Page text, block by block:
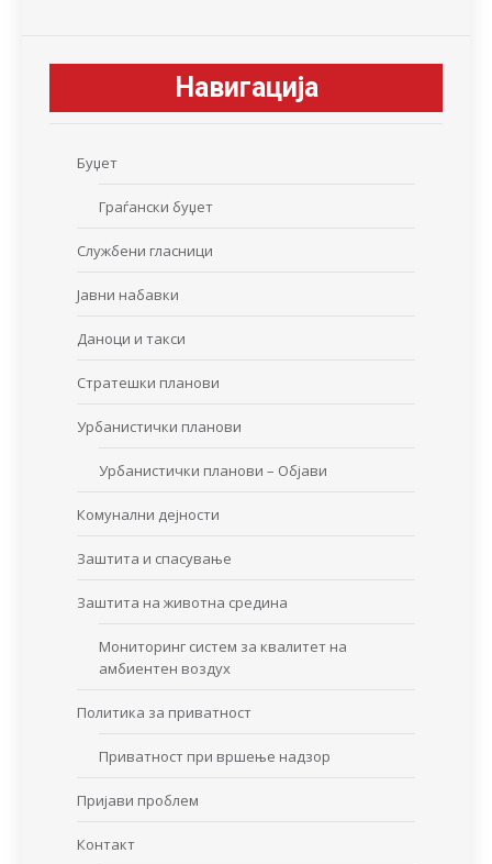
Навигација
Буџет
Граѓански буџет
Службени гласници
Јавни набавки
Даноци и такси
Стратешки планови
Урбанистички планови
Урбанистички планови – Објави
Комунални дејности
Заштита и спасување
Заштита на животна средина
Мониторинг систем за квалитет на
амбиентен воздух
Политика за приватност
Приватност при вршење надзор
Пријави проблем
Контакт